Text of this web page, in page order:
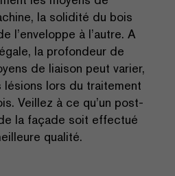
la solidité du bois
l’enveloppe à l’autre. A
la profondeur de
de liaison peut varier,
lors du traitement
Veillez à ce qu’un post-
la façade soit effectué
qualité.